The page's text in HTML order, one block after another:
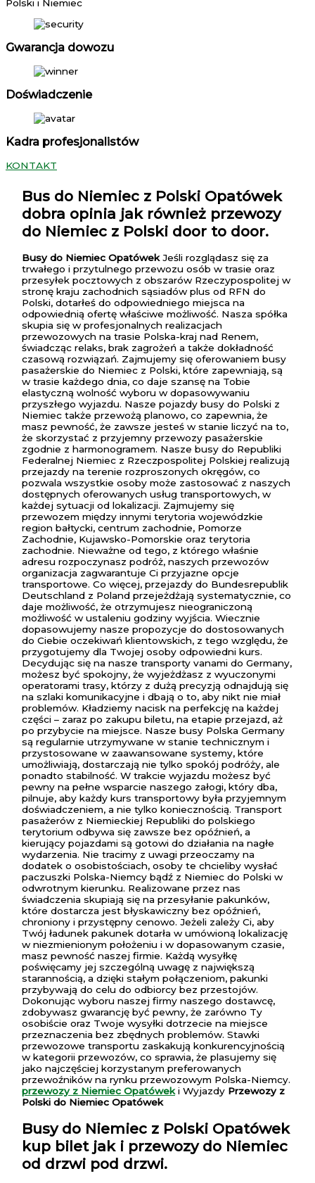
Polski i Niemiec
Gwarancja dowozu
Doświadczenie
Kadra profesjonalistów
KONTAKT
Bus do Niemiec z Polski Opatówek
dobra opinia jak również przewozy
do Niemiec z Polski door to door.
Busy do Niemiec OpatówekJeśli rozglądasz się za
trwałego i przytulnego przewozu osób w trasie oraz
przesyłek pocztowych z obszarów Rzeczypospolitej w
stronę kraju zachodnich sąsiadów plus od RFN do
Polski, dotarłeś do odpowiedniego miejsca na
odpowiednią ofertę właściwe możliwość. Nasza spółka
skupia się w profesjonalnych realizacjach
przewozowych na trasie Polska-kraj nad Renem,
świadcząc relaks, brak zagrożeń a także dokładność
czasową rozwiązań. Zajmujemy się oferowaniem busy
pasażerskie do Niemiec z Polski, które zapewniają, są
w trasie każdego dnia, co daje szansę na Tobie
elastyczną wolność wyboru w dopasowywaniu
przyszłego wyjazdu. Nasze pojazdy busy do Polski z
Niemiec także przewożą planowo, co zapewnia, że
masz pewność, że zawsze jesteś w stanie liczyć na to,
że skorzystać z przyjemny przewozy pasażerskie
zgodnie z harmonogramem. Nasze busy do Republiki
Federalnej Niemiec z Rzeczpospolitej Polskiej realizują
przejazdy na terenie rozproszonych okręgów, co
pozwala wszystkie osoby może zastosować z naszych
dostępnych oferowanych usług transportowych, w
każdej sytuacji od lokalizacji. Zajmujemy się
przewozem między innymi terytoria wojewódzkie
region bałtycki, centrum zachodnie, Pomorze
Zachodnie, Kujawsko-Pomorskie oraz terytoria
zachodnie. Nieważne od tego, z którego właśnie
adresu rozpoczynasz podróż, naszych przewozów
organizacja zagwarantuje Ci przyjazne opcje
transportowe. Co więcej, przejazdy do Bundesrepublik
Deutschland z Poland przejeżdżają systematycznie, co
daje możliwość, że otrzymujesz nieograniczoną
możliwość w ustaleniu godziny wyjścia. Wiecznie
dopasowujemy nasze propozycje do dostosowanych
do Ciebie oczekiwań klientowskich, z tego względu, że
przygotujemy dla Twojej osoby odpowiedni kurs.
Decydując się na nasze transporty vanami do Germany,
możesz być spokojny, że wyjeżdżasz z wyuczonymi
operatorami trasy, którzy z dużą precyzją odnajdują się
na szlaki komunikacyjne i dbają o to, aby nikt nie miał
problemów. Kładziemy nacisk na perfekcję na każdej
części – zaraz po zakupu biletu, na etapie przejazd, aż
po przybycie na miejsce. Nasze busy Polska Germany
są regularnie utrzymywane w stanie technicznym i
przystosowane w zaawansowane systemy, które
umożliwiają, dostarczają nie tylko spokój podróży, ale
ponadto stabilność. W trakcie wyjazdu możesz być
pewny na pełne wsparcie naszego załogi, który dba,
pilnuje, aby każdy kurs transportowy była przyjemnym
doświadczeniem, a nie tylko koniecznością. Transport
pasażerów z Niemieckiej Republiki do polskiego
terytorium odbywa się zawsze bez opóźnień, a
kierujący pojazdami są gotowi do działania na nagłe
wydarzenia. Nie tracimy z uwagi przeoczamy na
dodatek o osobistościach, osoby te chcieliby wysłać
paczuszki Polska-Niemcy bądź z Niemiec do Polski w
odwrotnym kierunku. Realizowane przez nas
świadczenia skupiają się na przesyłanie pakunków,
które dostarcza jest błyskawiczny bez opóźnień,
chroniony i przystępny cenowo. Jeżeli zależy Ci, aby
Twój ładunek pakunek dotarła w umówioną lokalizację
w niezmienionym położeniu i w dopasowanym czasie,
masz pewność naszej firmie. Każdą wysyłkę
poświęcamy jej szczególną uwagę z największą
starannością, a dzięki stałym połączeniom, pakunki
przybywają do celu do odbiorcy bez przestojów.
Dokonując wyboru naszej firmy naszego dostawcę,
zdobywasz gwarancję być pewny, że zarówno Ty
osobiście oraz Twoje wysyłki dotrzecie na miejsce
przeznaczenia bez zbędnych problemów. Stawki
przewozowe transportu zaskakują konkurencyjnością
w kategorii przewozów, co sprawia, że plasujemy się
jako najczęściej korzystanym preferowanych
przewoźników na rynku przewozowym Polska-Niemcy.
przewozy z Niemiec Opatóweki Wyjazdy Przewozy z
Polski do Niemiec Opatówek
Busy do Niemiec z Polski Opatówek
kup bilet jak i przewozy do Niemiec
od drzwi pod drzwi.